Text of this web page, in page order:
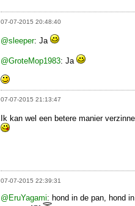
07-07-2015 20:48:40
@sleeper: Ja
@GroteMop1983: Ja
07-07-2015 21:13:47
Ik kan wel een betere manier
07-07-2015 22:39:31
@EruYagami: hond in de pan, hond